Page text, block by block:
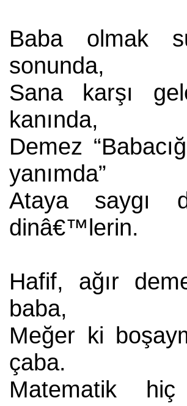
Baba olmak
sonunda,
Sana karşı
kanında,
Demez
yanımda”
Ataya saygı
dinâ€™lerin.
Hafif, ağır
baba,
Meğer ki
çaba.
Matematik